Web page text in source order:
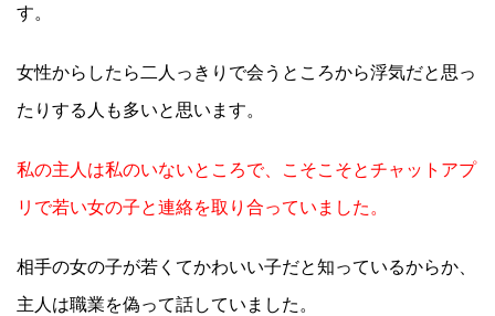
す。
女性からしたら二人っきりで会うところから浮気だと思っ
たりする人も多いと思います。
私の主人は私のいないところで、こそこそとチャットアプ
リで若い女の子と連絡を取り合っていました。
相手の女の子が若くてかわいい子だと知っているからか、
主人は職業を偽って話していました。